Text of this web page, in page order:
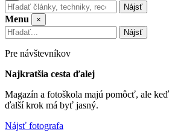
Nájsť
Menu
×
Nájsť
Pre návštevníkov
Najkratšia cesta ďalej
Magazín a fotoškola majú pomôcť, ale
ďalší krok má byť jasný.
Nájsť fotografa